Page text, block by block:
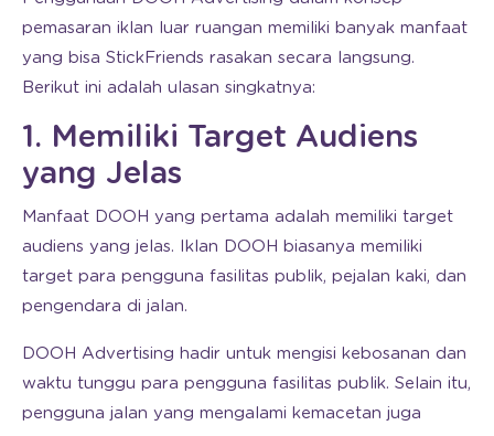
pemasaran iklan luar ruangan memiliki banyak manfaat
yang bisa StickFriends rasakan secara langsung.
Berikut ini adalah ulasan singkatnya:
1. Memiliki Target Audiens
yang Jelas
Manfaat DOOH yang pertama adalah memiliki target
audiens yang jelas. Iklan DOOH biasanya memiliki
target para pengguna fasilitas publik, pejalan kaki, dan
pengendara di jalan.
DOOH Advertising hadir untuk mengisi kebosanan dan
waktu tunggu para pengguna fasilitas publik. Selain itu,
pengguna jalan yang mengalami kemacetan juga